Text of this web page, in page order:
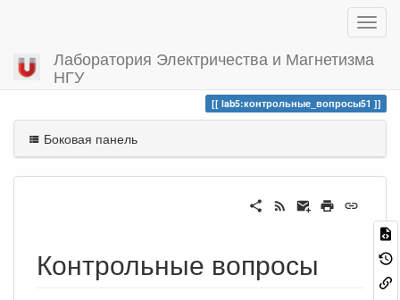
Лаборатория Электричества и Магнетизма
НГУ
Вы посетили
lab5:контрольные_вопросы51
Боковая панель
Контрольные вопросы